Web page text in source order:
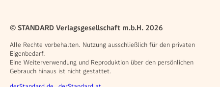
© STANDARD Verlagsgesellschaft m.b.H. 2026
Alle Rechte vorbehalten. Nutzung ausschließlich für den privaten
Eigenbedarf.
Eine Weiterverwendung und Reproduktion über den persönlichen
Gebrauch hinaus ist nicht gestattet.